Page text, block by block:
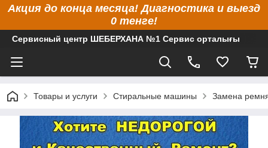
Акция до конца месяца! Диагностика и выезд
0 тенге!
Сервисный центр ШЕБЕРХАНА №1 Сервис орталығы
Товары и услуги Стиральные машины Замена